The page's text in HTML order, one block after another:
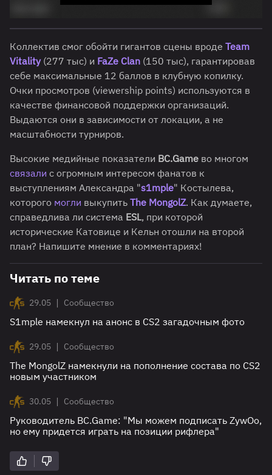
Коллектив смог обойти гигантов сцены вроде Team
Vitality(277 тыс) и FaZe Clan (150 тыс), гарантировав
себе максимальные 12 баллов в клубную копилку.
Очки просмотров (viewership points) используются в
качестве финансовой поддержки организаций.
Выдаются они в зависимости от локации, а не
масштабности турниров.
Высокие медийные показатели BC.Game во многом
связали с огромным интересом фанатов к
выступлениям Александра "s1mple" Костылева,
которого могли выкупить The MongolZ. Как думаете,
справедлива ли система ESL, при которой
исторические Катовице и Кельн отошли на второй
план? Напишите мнение в комментариях!
Читать по теме
29.05 | Сообщество
S1mple намекнул на анонс в CS2 загадочным фото
29.05 | Сообщество
The MongolZ намекнули на пополнение состава по CS2
новым участником
30.05 | Сообщество
Руководитель BC.Game: "Мы можем подписать ZywOo,
но ему придется играть на позиции рифлера"